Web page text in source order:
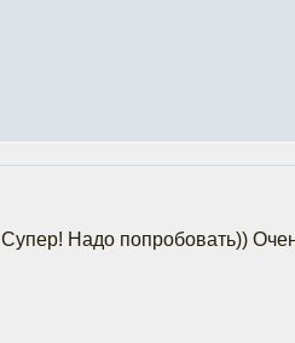
Супер! Надо попробовать))